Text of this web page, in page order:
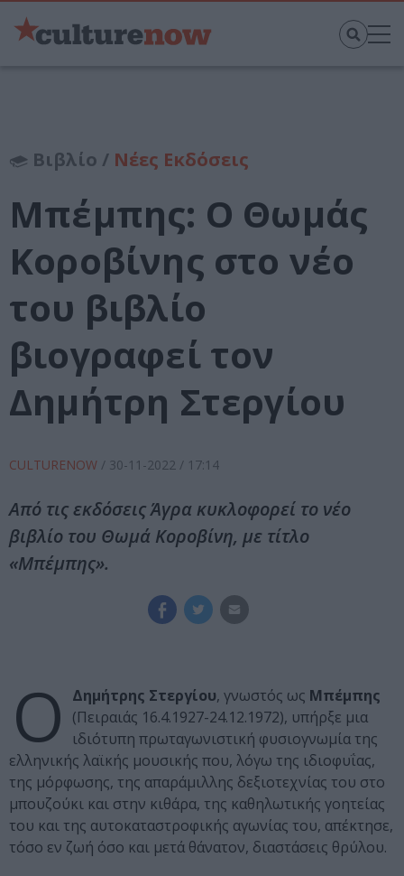
Βιβλίο / Νέες Εκδόσεις
Μπέμπης: Ο Θωμάς
Κοροβίνης στο νέο
του βιβλίο
βιογραφεί τον
Δημήτρη Στεργίου
CULTURENOW / 30-11-2022 / 17:14
Από τις εκδόσεις Άγρα κυκλοφορεί το νέο
βιβλίο του Θωμά Κοροβίνη, με τίτλο
«Μπέμπης».
Ο Δημήτρης Στεργίου, γνωστός ως Μπέμπης
(Πειραιάς 16.4.1927-24.12.1972), υπήρξε μια
ιδιότυπη πρωταγωνιστική φυσιογνωμία της
ελληνικής λαϊκής μουσικής που, λόγω της ιδιοφυΐας,
της μόρφωσης, της απαράμιλλης δεξιοτεχνίας του στο
μπουζούκι και στην κιθάρα, της καθηλωτικής γοητείας
του και της αυτοκαταστροφικής αγωνίας του, απέκτησε,
τόσο εν ζωή όσο και μετά θάνατον, διαστάσεις θρύλου.